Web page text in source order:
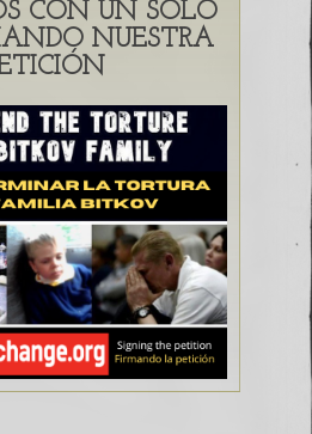
CON UN SOLO
NUESTRA